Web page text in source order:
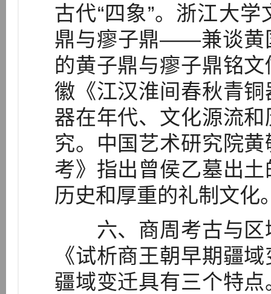
古代“四象”。浙江大
鼎与瘳子鼎——兼谈黄
的黄子鼎与瘳子鼎铭
徽《江汉淮间春秋青
器在年代、文化源流
究。中国艺术研究院
考》指出曾侯乙墓出
历史和厚重的礼制文化
六、商周考古与区
《试析商王朝早期疆
疆域变迁具有三个特